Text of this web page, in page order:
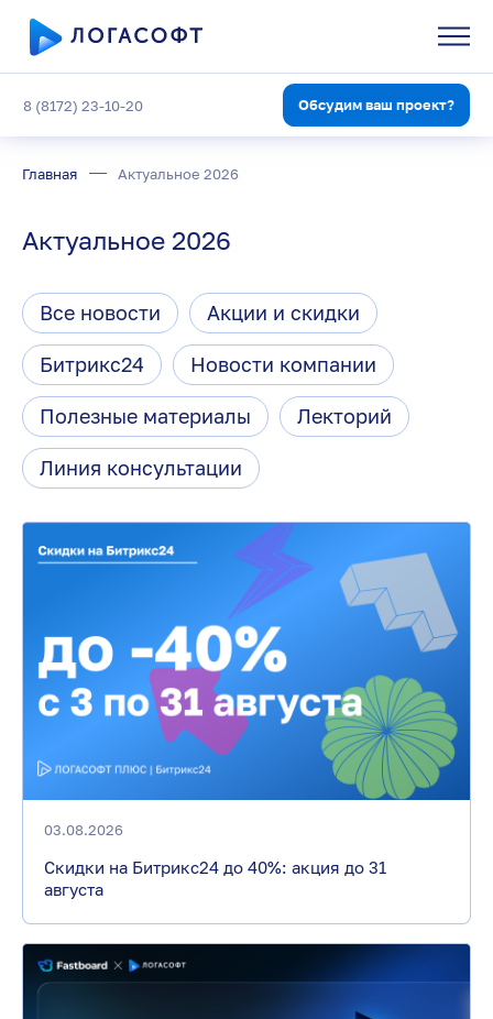
8 (8172) 23-10-20 Обсудим ваш проект?
Главная Актуальное 2026
Актуальное 2026
Все новости Акции и скидки
Битрикс24 Новости компании
Полезные материалы Лекторий
Линия консультации
03.08.2026
Скидки на Битрикс24 до 40%: акция до 31
августа